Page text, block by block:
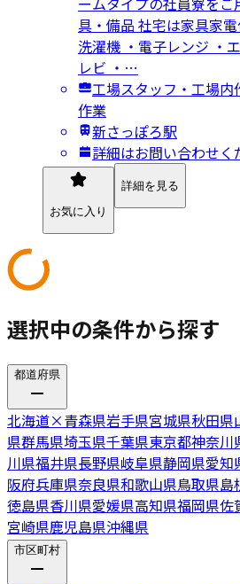
具・備品 社宅は家具家
洗濯機 ・電子レンジ ・
レビ ・…
工場スタッフ・工場内
作業
新さっぽろ駅
詳細はお問い合わせく
お気に入り
詳細を見る
選択中の条件から探す
都道府県
北海道×青森県岩手県宮城県秋田県
県群馬県埼玉県千葉県東京都神奈川
川県福井県長野県岐阜県静岡県愛知
阪府兵庫県奈良県和歌山県鳥取県島
徳島県香川県愛媛県高知県福岡県佐
宮崎県鹿児島県沖縄県
市区町村